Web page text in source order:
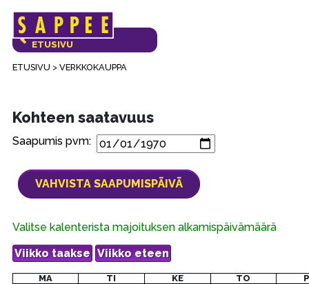
Päävalikko
ETUSIVU > VERKKOKAUPPA
VERKKOKAUPAN
ETUSIVU
Kohteen saatavuus
Saapumis pvm:
Valitse kalenterista majoituksen alkamispäivämäärä
MA TI KE TO